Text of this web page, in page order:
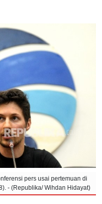
pers usai pertemuan di
- (Republika/ Wihdan Hidayat)